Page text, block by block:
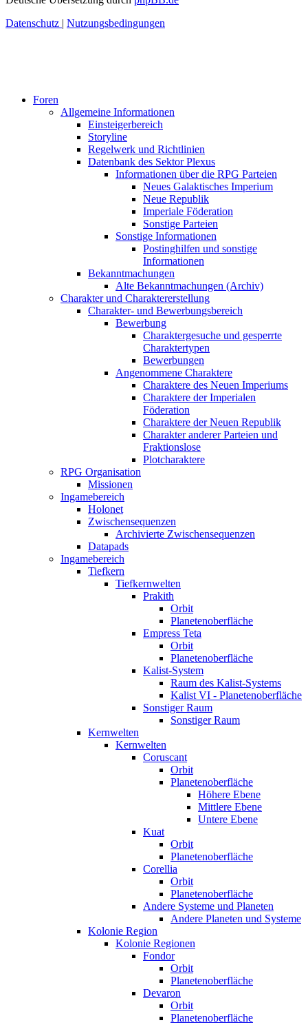
Datenschutz | Nutzungsbedingungen
Foren
Allgemeine Informationen
Einsteigerbereich
Storyline
Regelwerk und Richtlinien
Datenbank des Sektor Plexus
Informationen über die RPG Parteien
Neues Galaktisches Imperium
Neue Republik
Imperiale Föderation
Sonstige Parteien
Sonstige Informationen
Postinghilfen und sonstige
Informationen
Bekanntmachungen
Alte Bekanntmachungen (Archiv)
Charakter und Charaktererstellung
Charakter- und Bewerbungsbereich
Bewerbung
Charaktergesuche und gesperrte
Charaktertypen
Bewerbungen
Angenommene Charaktere
Charaktere des Neuen Imperiums
Charaktere der Imperialen
Föderation
Charaktere der Neuen Republik
Charakter anderer Parteien und
Fraktionslose
Plotcharaktere
RPG Organisation
Missionen
Ingamebereich
Holonet
Zwischensequenzen
Archivierte Zwischensequenzen
Datapads
Ingamebereich
Tiefkern
Tiefkernwelten
Prakith
Orbit
Planetenoberfläche
Empress Teta
Orbit
Planetenoberfläche
Kalist-System
Raum des Kalist-Systems
Kalist VI - Planetenoberfläche
Sonstiger Raum
Sonstiger Raum
Kernwelten
Kernwelten
Coruscant
Orbit
Planetenoberfläche
Höhere Ebene
Mittlere Ebene
Untere Ebene
Kuat
Orbit
Planetenoberfläche
Corellia
Orbit
Planetenoberfläche
Andere Systeme und Planeten
Andere Planeten und Systeme
Kolonie Region
Kolonie Regionen
Fondor
Orbit
Planetenoberfläche
Devaron
Orbit
Planetenoberfläche